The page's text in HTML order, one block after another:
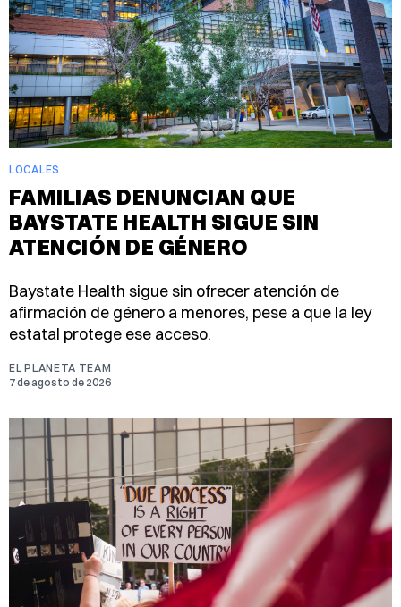
LOCALES
FAMILIAS DENUNCIAN QUE
BAYSTATE HEALTH SIGUE SIN
ATENCIÓN DE GÉNERO
Baystate Health sigue sin ofrecer atención de
afirmación de género a menores, pese a que la ley
estatal protege ese acceso.
EL PLANETA TEAM
7 de agosto de 2026